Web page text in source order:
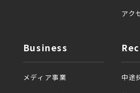
アク
Business
メディア事業
中途